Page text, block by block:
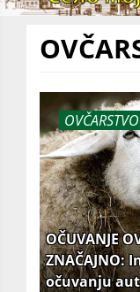
OVČARSTVO
OČUVANJE
ZNAČAJNO:
očuvanju